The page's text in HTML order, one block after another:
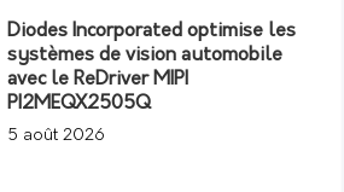
Diodes Incorporated optimise les
systèmes de vision automobile
avec le ReDriver MIPI
PI2MEQX2505Q
5 août 2026